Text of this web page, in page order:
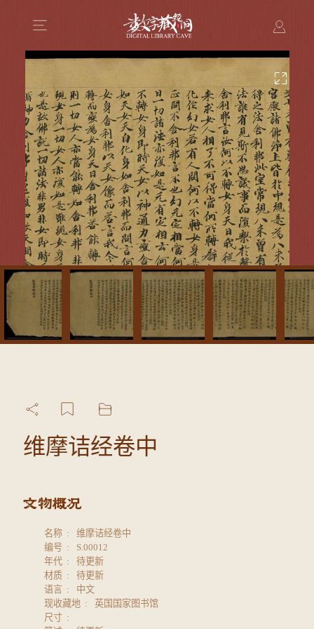
维摩诘经卷中
名称
维摩诘经卷中
编号
S.00012
年代
待更新
材质
待更新
语言
中文
现收藏地
英国国家图书馆
尺寸